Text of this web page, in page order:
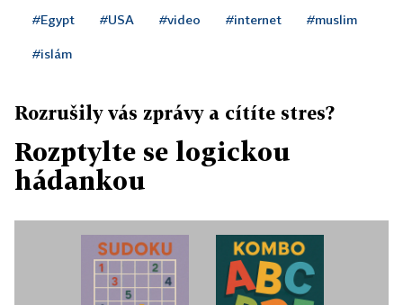
#Egypt #USA #video #internet #muslim
#islám
Rozrušily vás zprávy a cítíte stres?
Rozptylte se logickou
hádankou